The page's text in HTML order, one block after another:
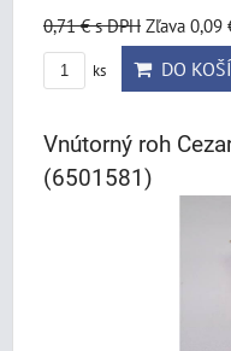
0,71 €s DPH Zľava 0,09
ks DO
Vnútorný roh
(6501581)